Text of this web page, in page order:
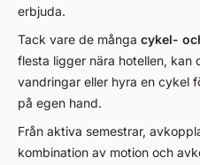
erbjuda.
Tack vare de många cykel-
flesta ligger nära hotellen, kan
vandringar eller hyra en cykel
på egen hand.
Från aktiva semestrar,
kombination av motion och